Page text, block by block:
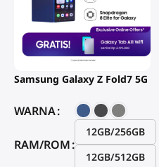
Samsung Galaxy Z Fold7 5G
WARNA
RAM/ROM
12GB/256GB
12GB/512GB